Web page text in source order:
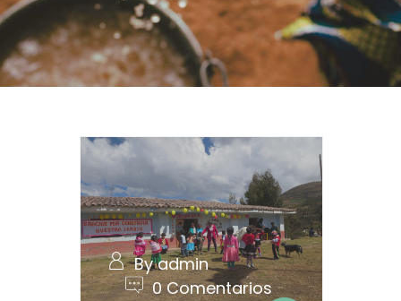
By admin
0 Comentarios